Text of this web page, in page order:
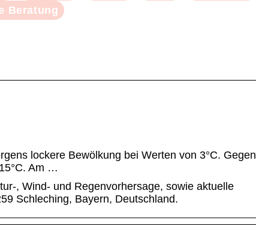
Beratung
lockere Bewölkung bei Werten von 3°C. Gegen
Am …
, Wind- und Regenvorhersage, sowie aktuelle
Schleching, Bayern, Deutschland.